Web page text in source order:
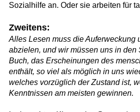
Sozialhilfe an. Oder sie arbeiten für
Zweitens:
Alles Lesen muss die Auferweckung
abzielen, und wir müssen uns in den
Buch, das Erscheinungen des
enthält, so viel als möglich in uns
welches vorzüglich der Zustand ist,
Kenntnissen am meisten gewinnen.